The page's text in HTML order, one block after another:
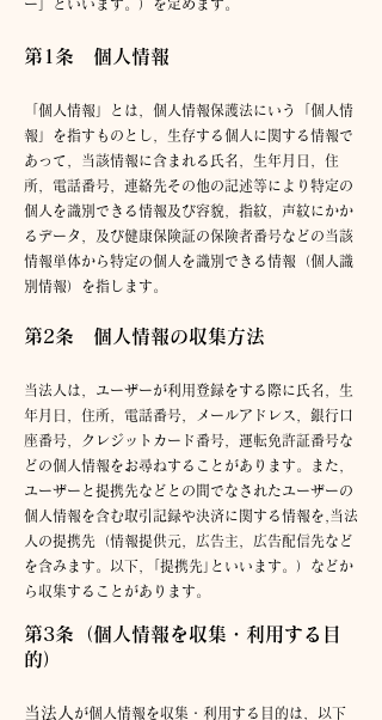
ー」といいます。）を定めます。
第1条 個 人情報
「個人情報」とは，個人情報保護法にいう「個人情
報」を指すものとし，生存する個人に関する情報で
あって，当該情報に含まれる氏名，生年月日，住
所，電話番号，連絡先その他の記述等により特定の
個人を識別できる情報及び容貌，指紋，声紋にかか
るデータ，及び健康保険証の保険者番号などの当該
情報単体から特定の個人を識別できる情報（個人識
別情報）を指します。
第2条 個人情報の収集方法
当法人 は，ユーザーが利用登録をする際に氏名，生
年月日，住所，電話番号，メールアドレス，銀行口
座番号，クレジットカード番号，運転免許証番号な
どの個人情報をお尋ねすることがあります。また，
ユーザーと提携先などとの間でなされたユーザーの
個人情報を含む取引記録や決済に 関する情報を,当法
人の提携先（情報提供元，広告主，広告配信先など
を含みます。以下，
｢提携先｣といいます。）などか
ら収集することがあります。
第3条（個人情報を収集・利用する目
的）
当法人 が個人情報を収集・利用する目的は，以下